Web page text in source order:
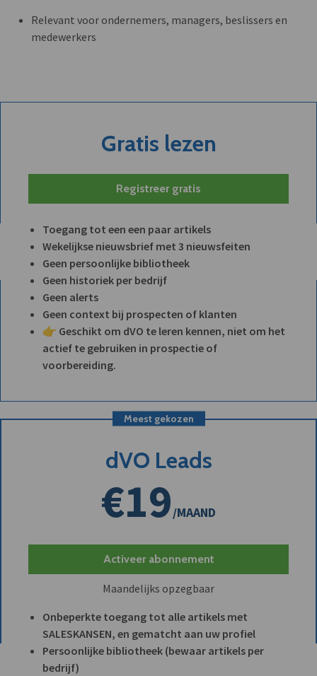
Relevant voor ondernemers, managers, beslissers en
medewerkers
Gratis lezen
Registreer gratis
Toegang tot een een paar artikels
Wekelijkse nieuwsbrief met 3 nieuwsfeiten
Geen persoonlijke bibliotheek
Geen historiek per bedrijf
Geen alerts
Geen context bij prospecten of klanten
👉 Geschikt om dVO te leren kennen, niet om het
actief te gebruiken in prospectie of
voorbereiding.
Meest gekozen
dVO Leads
€19/MAAND
Activeer abonnement
Maandelijks opzegbaar
Onbeperkte toegang tot alle artikels met
SALESKANSEN, en gematcht aan uw profiel
Persoonlijke bibliotheek (bewaar artikels per
bedrijf)